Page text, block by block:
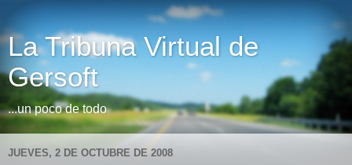
La Tribuna Virtual de
Gersoft
...un poco de todo
JUEVES, 2 DE OCTUBRE DE 2008